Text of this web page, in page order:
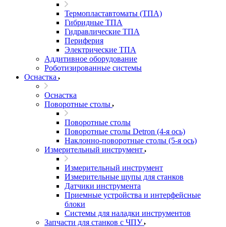
Термопластавтоматы (ТПА)
Гибридные ТПА
Гидравлические ТПА
Периферия
Электрические ТПА
Аддитивное оборудование
Роботизированные системы
Оснастка
Оснастка
Поворотные столы
Поворотные столы
Поворотные столы Detron (4-я ось)
Наклонно-поворотные столы (5-я ось)
Измерительный инструмент
Измерительный инструмент
Измерительные щупы для станков
Датчики инструмента
Приемные устройства и интерфейсные
блоки
Системы для наладки инструментов
Запчасти для станков с ЧПУ